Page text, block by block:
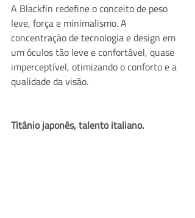
A Blackfin redefine o conceito de peso
leve, força e minimalismo. A
concentração de tecnologia e design em
um óculos tão leve e confortável, quase
imperceptível, otimizando o conforto e a
qualidade da visão.
Titânio japonês, talento italiano.